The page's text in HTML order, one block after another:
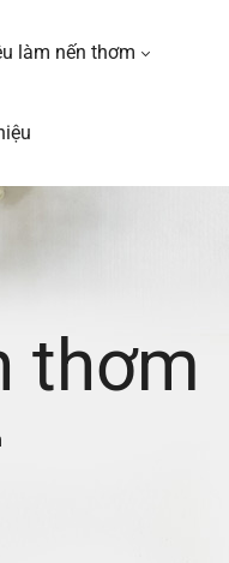
làm nến thơm
thơm